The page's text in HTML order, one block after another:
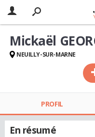
Mickaël
NEUILLY-SUR-MARNE
PROFIL
En résumé